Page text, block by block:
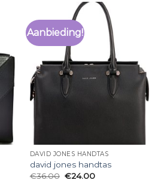
Aanbieding!
DAVID JONES HANDTAS
david jones handtas
€36.00 €24.00